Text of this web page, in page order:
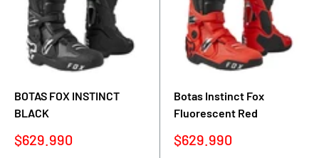
BOTAS FOX INSTINCT
BLACK
Precio
$629.990
Botas Instinct Fox
Fluorescent Red
Precio
$629.990